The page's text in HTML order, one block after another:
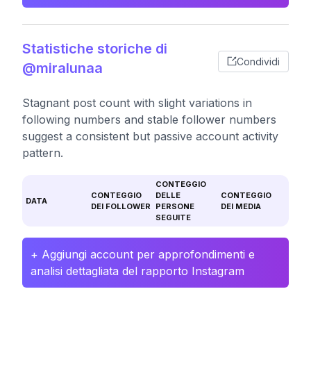
Statistiche storiche di
@miralunaa
Condividi
Stagnant post count with slight variations in
following numbers and stable follower numbers
suggest a consistent but passive account activity
pattern.
DATA
CONTEGGIO
DEI FOLLOWER
CONTEGGIO
DELLE
PERSONE
SEGUITE
CONTEGGIO
DEI MEDIA
+ Aggiungi account per approfondimenti e
analisi dettagliata del rapporto Instagram